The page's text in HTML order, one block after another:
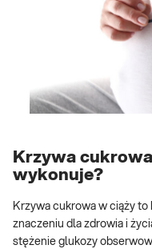
Krzywa
wykonuje?
Krzywa cukrowa w ciąży
znaczeniu dla zdrowia i
stężenie glukozy